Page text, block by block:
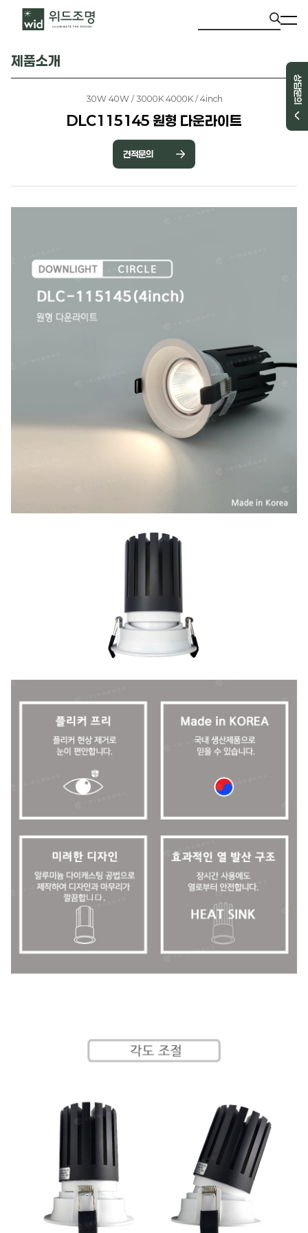
상담문의
제품소개
30W 40W / 3000K 4000K / 4inch
DLC115145 원형 다운라이트
견적문의